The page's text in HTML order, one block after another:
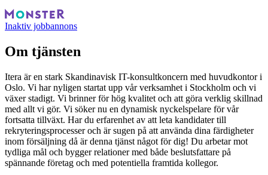
Inaktiv jobbannons
Om tjänsten
Itera är en stark Skandinavisk IT-konsultkoncern med huvudkontor i
Oslo. Vi har nyligen startat upp vår verksamhet i Stockholm och vi
växer stadigt. Vi brinner för hög kvalitet och att göra verklig skillnad
med allt vi gör. Vi söker nu en dynamisk nyckelspelare för vår
fortsatta tillväxt. Har du erfarenhet av att leta kandidater till
rekryteringsprocesser och är sugen på att använda dina färdigheter
inom försäljning då är denna tjänst något för dig! Du arbetar mot
tydliga mål och bygger relationer med både beslutsfattare på
spännande företag och med potentiella framtida kollegor.